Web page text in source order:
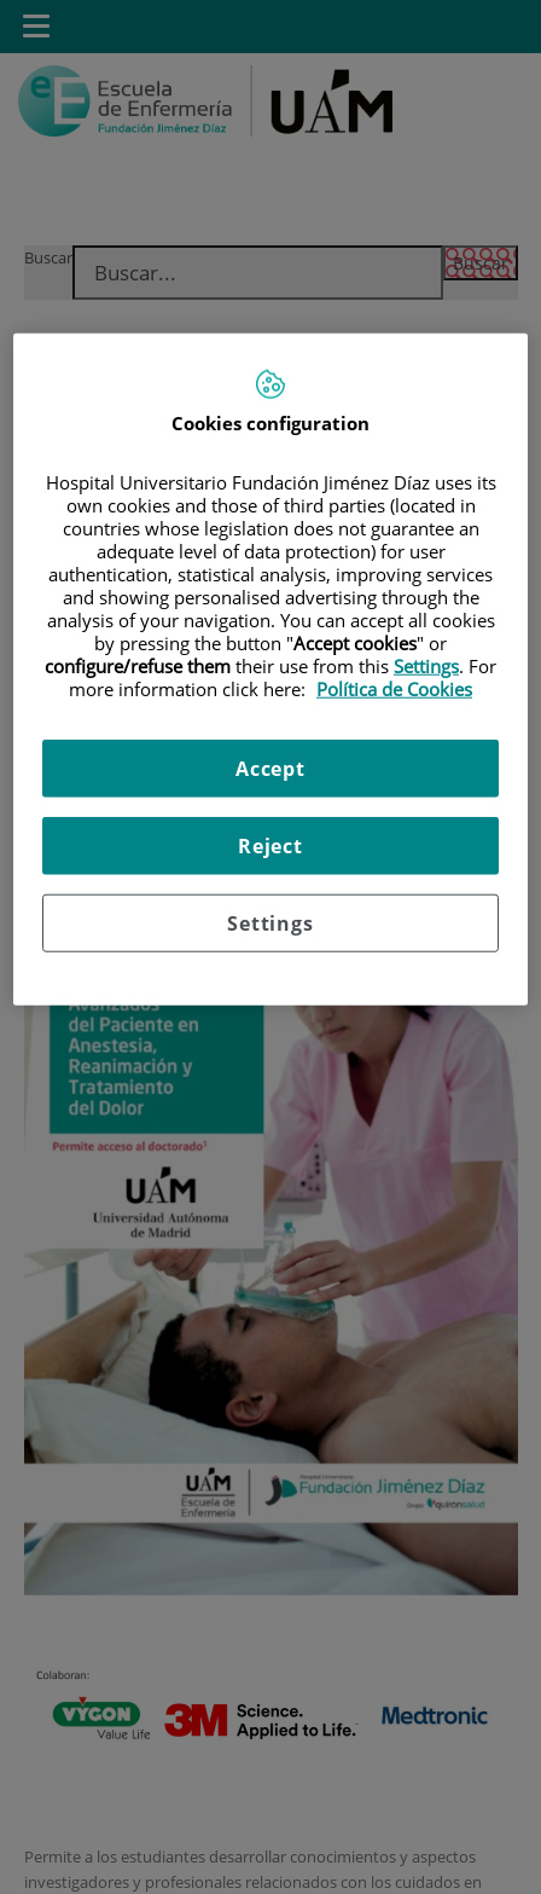
Saltar al contenido
SaltarBuscar
Toggle
navigation
MÁSTER PROPIO POR LA UAM EN CUIDADOS
AVANZADOS DEL PACIENTE EN ANESTESIA,
Máster Propio por la UAM
en Cuidados Avanzados
del Paciente en Anestesia,
Reanimación y
Tratamiento del Dolor
Preoperatoria, Área Quirúrgica, Unidades de Reanimación
Permite a los estudiantes desarrollar conocimientos y aspectos
investigadores y profesionales relacionados con los cuidados en
Cookies configuration
Hospital Universitario Fundación Jiménez Díaz uses its
own cookies and those of third parties (located in
countries whose legislation does not guarantee an
adequate level of data protection) for user
authentication, statistical analysis, improving services
and showing personalised advertising through the
analysis of your navigation. You can accept all cookies
by pressing the button "Accept cookies" or
configure/refuse them their use from this Settings. For
more information click here: Política de Cookies
Settings
Reject
Accept